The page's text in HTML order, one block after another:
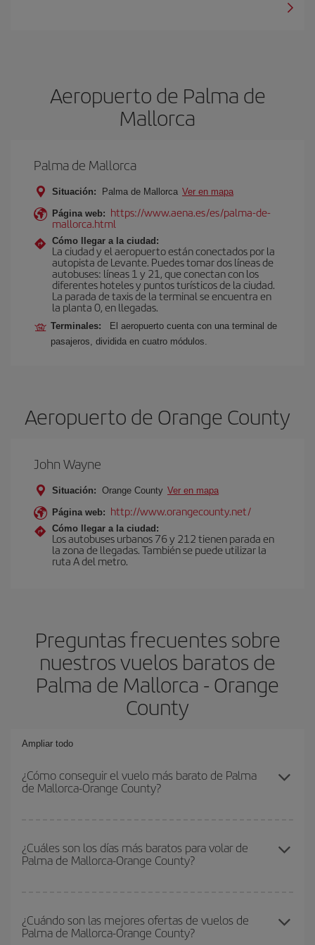
Aeropuerto de Palma de
Mallorca
Palma de Mallorca
Situación: Palma de Mallorca Ver en mapa
Página web: https://www.aena.es/es/palma-de-
mallorca.html
Cómo llegar a la ciudad:
La ciudad y el aeropuerto están conectados por la
autopista de Levante. Puedes tomar dos líneas de
autobuses: líneas 1 y 21, que conectan con los
diferentes hoteles y puntos turísticos de la ciudad.
La parada de taxis de la terminal se encuentra en
la planta 0, en llegadas.
Terminales:
El aeropuerto cuenta con una terminal de
pasajeros, dividida en cuatro módulos.
Aeropuerto de Orange County
John Wayne
Situación: Orange County Ver en mapa
Página web: http://www.orangecounty.net/
Cómo llegar a la ciudad:
Los autobuses urbanos 76 y 212 tienen parada en
la zona de llegadas. También se puede utilizar la
ruta A del metro.
Preguntas frecuentes sobre
nuestros vuelos baratos de
Palma de Mallorca - Orange
County
Ampliar todo
¿Cómo conseguir el vuelo más barato de Palma
de Mallorca-Orange County?
County-dest y conseguir el vuelo más barato si evitas temporadas
altas, compras con antelación y puedes ser flexible con las
¿Cuáles son los días más baratos para volar de
Palma de Mallorca-Orange County?
que empezar una consulta en nuestro
buscador de vuelos
baratos . Dinos desde dónde vuelas, a dónde quieres ir y en qué
¿Cuándo son las mejores ofertas de vuelos de
Palma de Mallorca-Orange County?